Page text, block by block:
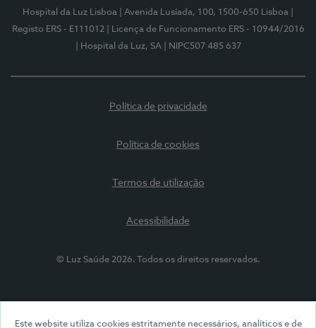
Este website utiliza cookies estritamente necessários, analíticos e de
Hospital da Luz Lisboa | Avenida Lusíada, 100, 1500-650 Lisboa
Registo ERS - E111012
| Licença de Funcionamento ERS - 10944/2016
| Hospital da Luz, SA
| NIPC507 485 637
Política de privacidade
Política de cookies
Termos de utilização
Acessibilidade
© Luz Saúde 2026. Todos os direitos reservados.